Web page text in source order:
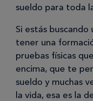
sueldo para toda
Si estás
tener una
pruebas físicas
encima, que te
sueldo y muchas
la vida, esa es la